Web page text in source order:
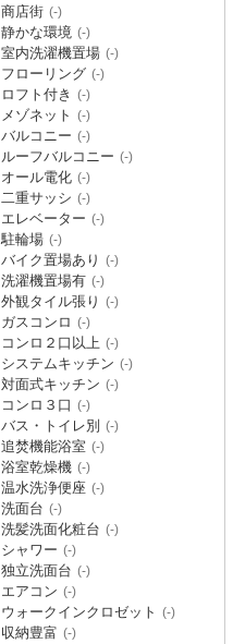
商店街 (-)
静かな環境 (-)
室内洗濯機置場 (-)
フローリング (-)
ロフト付き (-)
メゾネット (-)
バルコニー (-)
ルーフバルコニー (-)
オール電化 (-)
二重サッシ (-)
エレベーター (-)
駐輪場 (-)
バイク置場あり (-)
洗濯機置場有 (-)
外観タイル張り (-)
ガスコンロ (-)
コンロ２口以上 (-)
システムキッチン (-)
対面式キッチン (-)
コンロ３口 (-)
バス・トイレ別 (-)
追焚機能浴室 (-)
浴室乾燥機 (-)
温水洗浄便座 (-)
洗面台 (-)
洗髪洗面化粧台 (-)
シャワー (-)
独立洗面台 (-)
エアコン (-)
ウォークインクロゼット (-)
収納豊富 (-)